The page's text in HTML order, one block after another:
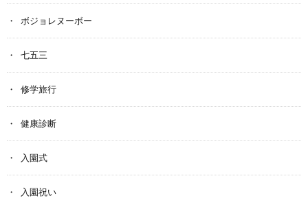
ボジョレヌーボー
七五三
修学旅行
健康診断
入園式
入園祝い